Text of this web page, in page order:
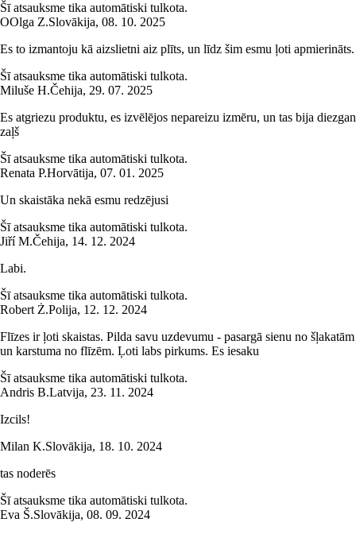
Šī atsauksme tika automātiski tulkota.
OOlga Z.Slovākija, 08. 10. 2025
Es to izmantoju kā aizslietni aiz plīts, un līdz šim esmu ļoti apmierināts.
Šī atsauksme tika automātiski tulkota.
Miluše H.Čehija, 29. 07. 2025
Es atgriezu produktu, es izvēlējos nepareizu izmēru, un tas bija diezgan
zaļš
Šī atsauksme tika automātiski tulkota.
Renata P.Horvātija, 07. 01. 2025
Un skaistāka nekā esmu redzējusi
Šī atsauksme tika automātiski tulkota.
Jiří M.Čehija, 14. 12. 2024
Labi.
Šī atsauksme tika automātiski tulkota.
Robert Ż.Polija, 12. 12. 2024
Flīzes ir ļoti skaistas. Pilda savu uzdevumu - pasargā sienu no šļakatām
un karstuma no flīzēm. Ļoti labs pirkums. Es iesaku
Šī atsauksme tika automātiski tulkota.
Andris B.Latvija, 23. 11. 2024
Izcils!
Milan K.Slovākija, 18. 10. 2024
tas noderēs
Šī atsauksme tika automātiski tulkota.
Eva Š.Slovākija, 08. 09. 2024